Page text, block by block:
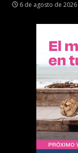
6 de agosto de 2026